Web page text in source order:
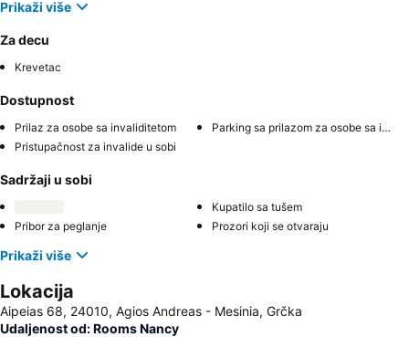
Prikaži više
Za decu
Krevetac
Dostupnost
Prilaz za osobe sa invaliditetom
Parking sa prilazom za osobe sa invaliditetom
Pristupačnost za invalide u sobi
Sadržaji u sobi
Kupatilo sa tušem
Pribor za peglanje
Prozori koji se otvaraju
Prikaži više
Lokacija
Aipeias 68, 24010, Agios Andreas - Mesinia, Grčka
Udaljenost od: Rooms Nancy